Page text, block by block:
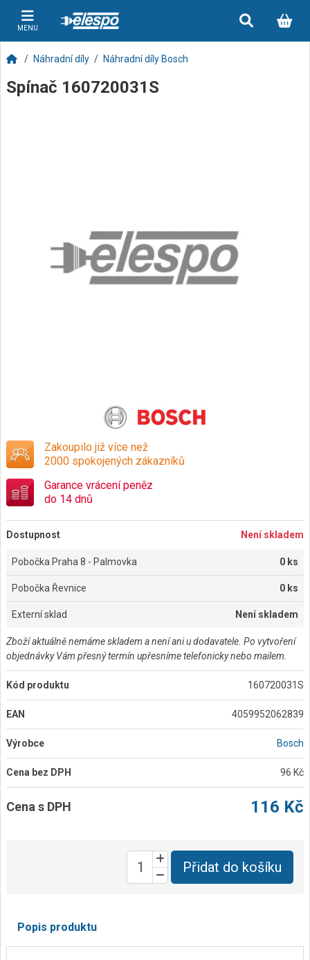
MENU
Náhradní díly Náhradní díly Bosch
Spínač 160720031S
Zakoupilo již více než
2000 spokojených zákazníků
Garance vrácení peněz
do 14 dnů
Dostupnost Není skladem
Pobočka Praha 8 - Palmovka 0 ks
Pobočka Řevnice 0 ks
Externí sklad Není skladem
Zboží aktuálně nemáme skladem a není ani u dodavatele. Po vytvoření
objednávky Vám přesný termín upřesníme telefonicky nebo mailem.
Kód produktu 160720031S
EAN 4059952062839
Výrobce Bosch
Cena bez DPH 96 Kč
Cena s DPH 116 Kč
Přidat do košíku
Popis produktu